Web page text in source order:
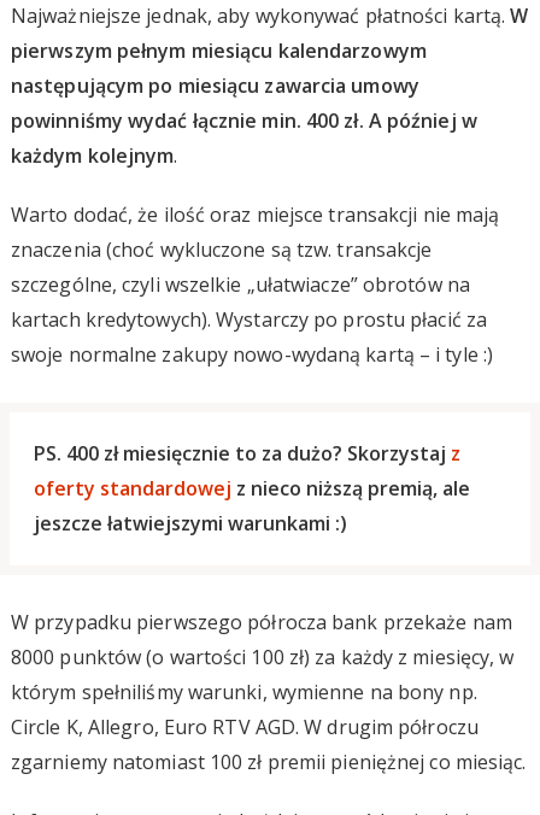
Najważniejsze jednak, aby wykonywać płatności kartą.W
pierwszym pełnym miesiącu kalendarzowym
następującym po miesiącu zawarcia umowy
powinniśmy wydać łącznie min. 400 zł. A później w
każdym kolejnym.
Warto dodać, że ilość oraz miejsce transakcji nie mają
znaczenia (choć wykluczone są tzw. transakcje
szczególne, czyli wszelkie „ułatwiacze” obrotów na
kartach kredytowych). Wystarczy po prostu płacić za
swoje normalne zakupy nowo-wydaną kartą – i tyle :)
PS. 400 zł miesięcznie to za dużo? Skorzystaj z
oferty standardowej z nieco niższą premią, ale
jeszcze łatwiejszymi warunkami :)
W przypadku pierwszego półrocza bank przekaże nam
8000 punktów (o wartości 100 zł) za każdy z miesięcy, w
którym spełniliśmy warunki, wymienne na bony np.
Circle K, Allegro, Euro RTV AGD. W drugim półroczu
zgarniemy natomiast 100 zł premii pieniężnej co miesiąc.